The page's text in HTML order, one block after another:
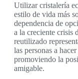
Utilizar cristalería
estilo de vida más
dependencia de
a la creciente crisis
reutilizado
las personas a
promoviendo la
amigable.